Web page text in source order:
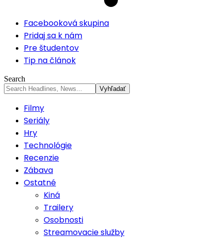
Facebooková skupina
Pridaj sa k nám
Pre študentov
Tip na článok
Search
Filmy
Seriály
Hry
Technológie
Recenzie
Zábava
Ostatné
Kiná
Trailery
Osobnosti
Streamovacie služby